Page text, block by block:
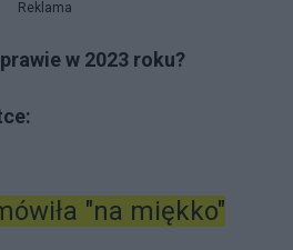
Reklama
w 2023 roku?
"na miękko"